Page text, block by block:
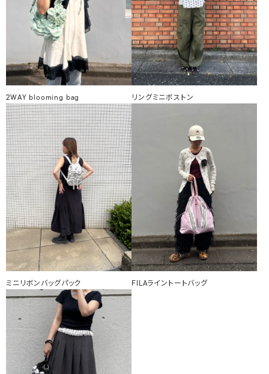
2WAY blooming bag リングミニボストン
ミニリボンバッグパック FILAライントートバッグ